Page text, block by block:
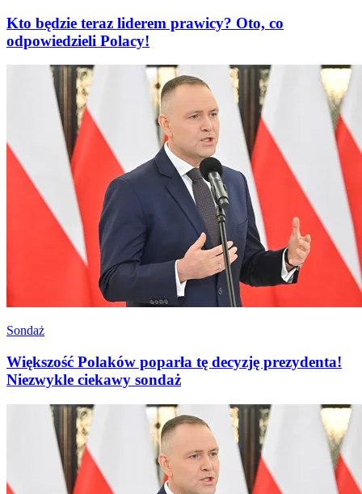
Kto będzie teraz liderem prawicy? Oto, co
odpowiedzieli Polacy!
Sondaż
Większość Polaków poparła tę decyzję prezydenta!
Niezwykle ciekawy sondaż